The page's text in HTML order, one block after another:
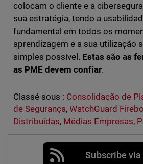
colocam o cliente e a
sua estratégia, tendo a
fundamental em todos os
aprendizagem e a sua utilização
simples possível. Estas são as
as PME devem confiar.
Classé sous : Consolidação de
de Segurança, WatchGuard
Distribuídas, Médias Empresas,
Subscribe via